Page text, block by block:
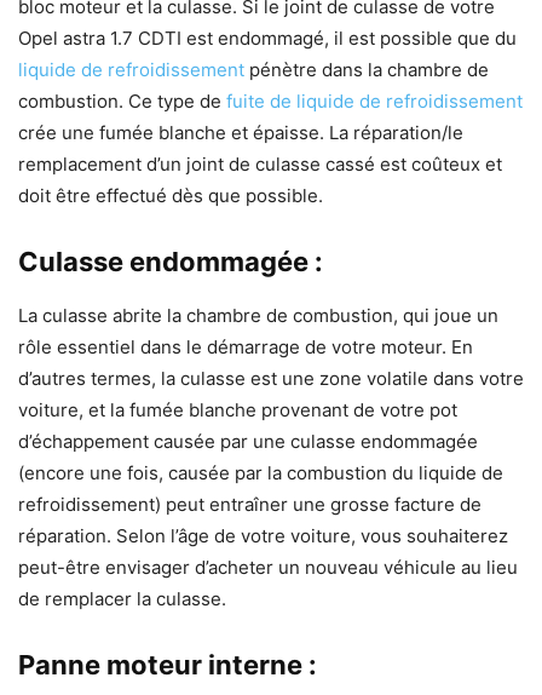
bloc moteur et la culasse. Si le joint de culasse de votre
Opel astra 1.7 CDTI est endommagé, il est possible que du
liquide de refroidissement pénètre dans la chambre de
combustion. Ce type de fuite de liquide de refroidissement
crée une fumée blanche et épaisse. La réparation/le
remplacement d’un joint de culasse cassé est coûteux et
doit être effectué dès que possible.
Culasse endommagée :
La culasse abrite la chambre de combustion, qui joue un
rôle essentiel dans le démarrage de votre moteur. En
d’autres termes, la culasse est une zone volatile dans votre
voiture, et la fumée blanche provenant de votre pot
d’échappement causée par une culasse endommagée
(encore une fois, causée par la combustion du liquide de
refroidissement) peut entraîner une grosse facture de
réparation. Selon l’âge de votre voiture, vous souhaiterez
peut-être envisager d’acheter un nouveau véhicule au lieu
de remplacer la culasse.
Panne moteur interne :